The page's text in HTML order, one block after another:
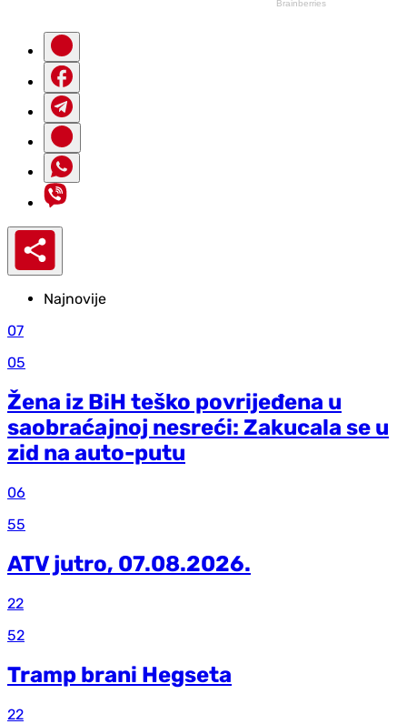
Najnovije
07
05
Žena iz BiH teško povrijeđena u
saobraćajnoj nesreći: Zakucala se u
zid na auto-putu
06
55
ATV jutro, 07.08.2026.
22
52
Tramp brani Hegseta
22